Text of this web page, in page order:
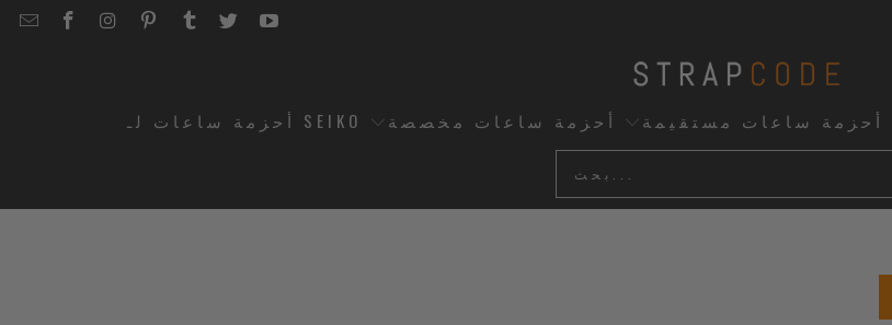
EMAILSTRAPCODE
STRAPCODE
STRAPCODE
STRAPCODE
STRAPCODE
TWITTER
STRAPCODE
YOUTUBE
أحزمة ساعات لـ SEIKO أحزمة ساعات مخصصة أحزمة ساعات مستقيمة